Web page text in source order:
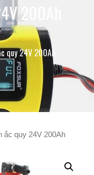
200Ah
quy 24V 200Ah
ắc quy 24V 200Ah